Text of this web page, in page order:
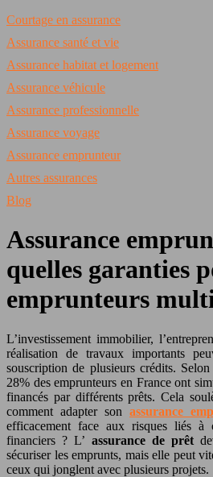
Courtage en assurance
Assurance santé et vie
Assurance habitat et logement
Assurance véhicule
Assurance professionnelle
Assurance voyage
Assurance emprunteur
Autres assurances
Blog
Assurance
quelles garanties
emprunteurs
L’investissement immobilier, l’entrepreneuriat, ou même la simple
réalisation de travaux importants
souscription de plusieurs crédits.
28% des emprunteurs en France ont
financés par différents prêts. Cela
comment adapter son assurance
efficacement face aux risques liés à
financiers ? L’ assurance de prêt
sécuriser les emprunts, mais elle peut
ceux qui jonglent avec plusieurs projets.